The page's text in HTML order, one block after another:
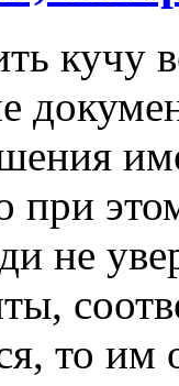
кучу
при
не
то им